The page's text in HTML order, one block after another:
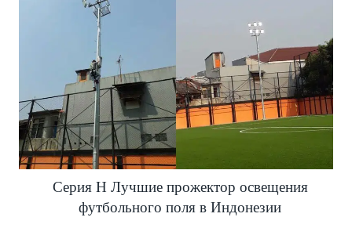
Серия H Лучшие прожектор освещения
футбольного поля в Индонезии